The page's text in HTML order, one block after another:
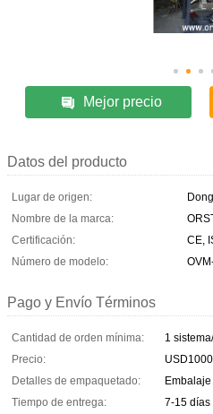
Mejor precio
Datos del producto
Lugar de origen:
Nombre de la marca:
Certificación:
CE,
Número de modelo:
Pago y Envío Términos
Cantidad de orden mínima:
1
Precio:
Detalles de empaquetado:
Tiempo de entrega:
7-15 días